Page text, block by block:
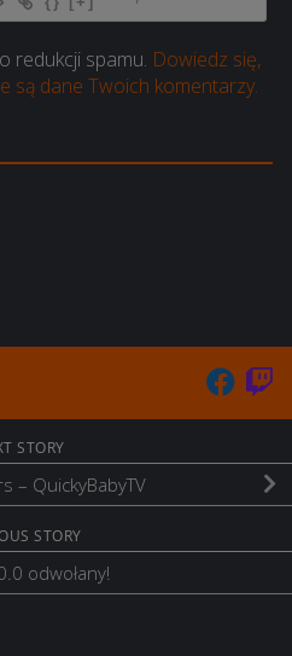
redukcji spamu. Dowiedz się,
są dane Twoich komentarzy.
STORY
– QuickyBabyTV
STORY
odwołany!